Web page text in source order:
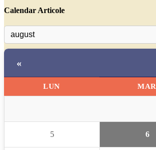
Calendar Articole
«
LUN MAR
5 6